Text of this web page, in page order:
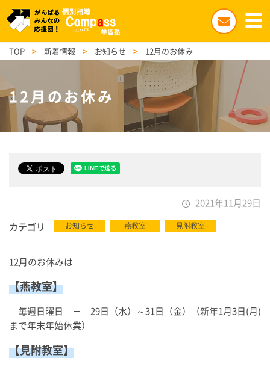
TOP > 新着情報 > お知らせ > 12月のお休み
12月のお休み
2021年11月29日
カテゴリ
お知らせ 燕教室 見附教室
12月のお休みは
【燕教室】
毎週日曜日 ＋ 29日（水）～31日（金）（新年1月3日(月)
まで年末年始休業）
【見附教室】